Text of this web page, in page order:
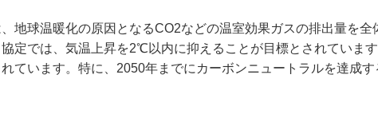
地球温暖化の原因となるCO2などの温室効果ガスの排出量を全
定では、気温上昇を2℃以内に抑えることが目標とされていま
ています。特に、2050年までにカーボンニュートラルを達成